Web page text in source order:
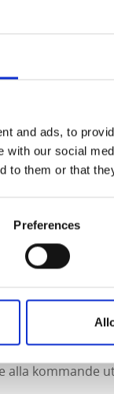
and ads, to
with our social
to them or that
Preferences
i
alla kommande